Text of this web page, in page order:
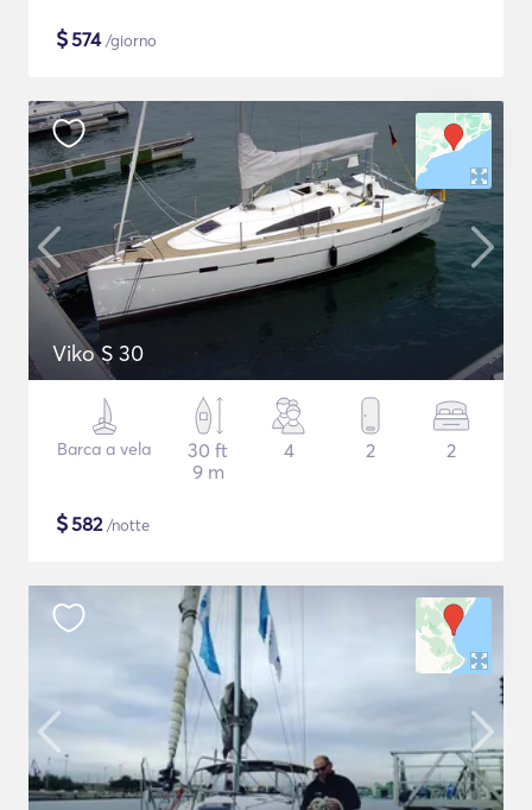
$574/giorno
Viko S 30
Barca a vela
30 ft
9 m
4 2 2
$582/notte